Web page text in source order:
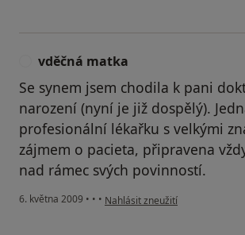
vděčná matka
Se synem jsem chodila k pani
narození (nyní je již dospělý).
profesionální lékařku s velkými
zájmem o pacieta, připravena
nad rámec svých povinností.
6. května 2009 • • • podle názoru uživatele vděčná
Nahlásit zneužití